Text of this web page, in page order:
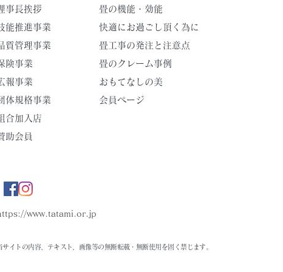
事長挨拶
能推進事業
質管理事業
険事業
報事業
体規格事業
合加入店
助会員
畳の機能・効能
快適にお過ごし頂く為に
畳工事の発注と注意点
畳のクレーム事例
​おもてなしの美
会員ページ
www.tatami.or.jp
サイトの内容、テキスト、画像等の無断転載・無断使用を固く禁じます。